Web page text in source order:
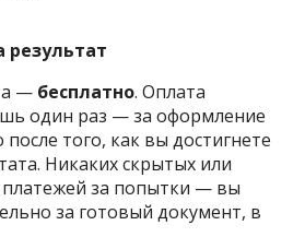
результат
— бесплатно. Оплата
один раз — за оформление
того, как вы достигнете
Никаких скрытых или
за попытки — вы
за готовый документ, в